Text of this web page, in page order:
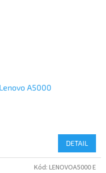
A5000
DETAIL
Kód: LENOVOA5000 E